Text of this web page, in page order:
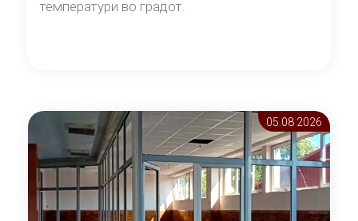
температури во градот.
05.08 2026